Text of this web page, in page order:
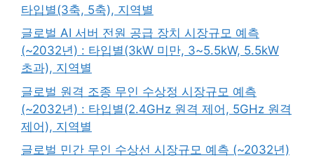
타입별(3축, 5축), 지역별
글로벌 AI 서버 전원 공급 장치 시장규모 예측
(~2032년) : 타입별(3kW 미만, 3~5.5kW, 5.5kW
초과), 지역별
글로벌 원격 조종 무인 수상정 시장규모 예측
(~2032년) : 타입별(2.4GHz 원격 제어, 5GHz 원격
제어), 지역별
글로벌 민간 무인 수상선 시장규모 예측 (~2032년)